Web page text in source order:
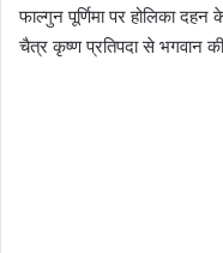
फाल्गुन पूर्णिमा पर होलिका
चैत्र कृष्ण प्रतिपदा से भगवान